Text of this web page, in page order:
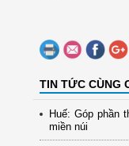
TIN TỨC CÙNG
Huế: Góp phần
miền núi